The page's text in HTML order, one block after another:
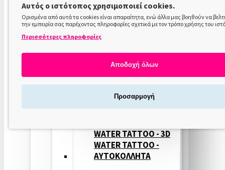
COLOR
ΝΥΧΙΩΝ
ΣΦΡΑΓΙΔΕΣ
ΝΥΧΙΩΝ
WATER TATTOO - 3D
WATER TATTOO -
ΑΥΤΟΚΟΛΛΗΤΑ
Αυτός ο ιστότοπος χρησιμοποιεί cookies.
Ορισμένα από αυτά τα cookies είναι απαραίτητα, ενώ άλλα μας βοηθούν να
την εμπειρία σας παρέχοντας πληροφορίες σχετικά με τον τρόπο χρήσης του
Περισσότερες πληροφορίες
Αποδοχή όλων
Προσαρμογή